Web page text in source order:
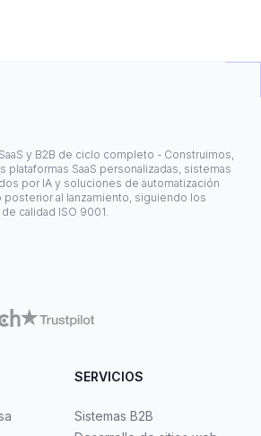
y B2B de ciclo completo - Construimos,
plataformas SaaS personalizadas, sistemas
por IA y soluciones de automatización
al lanzamiento, siguiendo los
calidad ISO 9001.
SERVICIOS
Sistemas B2B